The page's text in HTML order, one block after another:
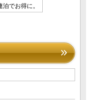
でお得に。